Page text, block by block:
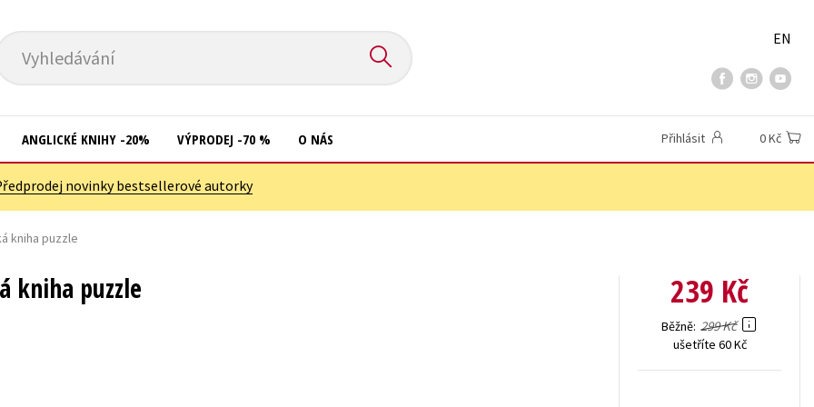
Vyhledávání
EN
Kuchařky
New Adult
Ostatní
ANGLICKÉ KNIHY -20% VÝPRODEJ -70 % O NÁS Přihlásit 0 Kč
novinky bestsellerové autorky
kniha puzzle
kniha puzzle 239 Kč
Běžně 299 Kč
ušetříte 60 Kč